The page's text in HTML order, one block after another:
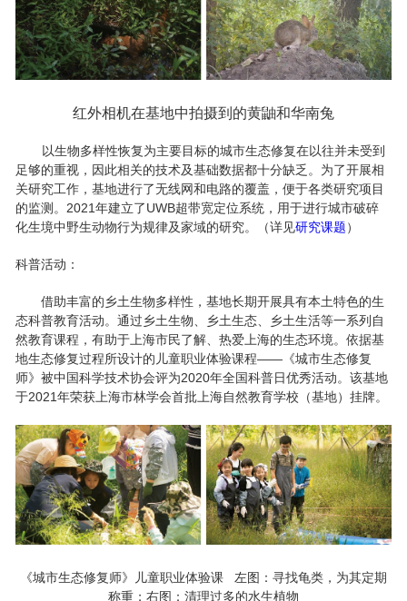
红外相机在基地中拍摄到的黄鼬和华南兔
以生物多样性恢复为主要目标的城市生态修复在以往并未受到
足够的重视，因此相关的技术及基础数据都十分缺乏。为了开展相
关研究工作，基地进行了无线网和电路的覆盖，便于各类研究项目
的监测。2021年建立了UWB超带宽定位系统，用于进行城市破碎
化生境中野生动物行为规律及家域的研究。（详见研究课题）
科普活动：
借助丰富的乡土生物多样性，基地长期开展具有本土特色的生
态科普教育活动。通过乡土生物、乡土生态、乡土生活等一系列自
然教育课程，有助于上海市民了解、热爱上海的生态环境。依据基
地生态修复过程所设计的儿童职业体验课程——《城市生态修复
师》被中国科学技术协会评为2020年全国科普日优秀活动。该基地
于2021年荣获上海市林学会首批上海自然教育学校（基地）挂牌。
《城市生态修复师》儿童职业体验课 左图：寻找龟类，为其定期
称重；右图：清理过多的水生植物